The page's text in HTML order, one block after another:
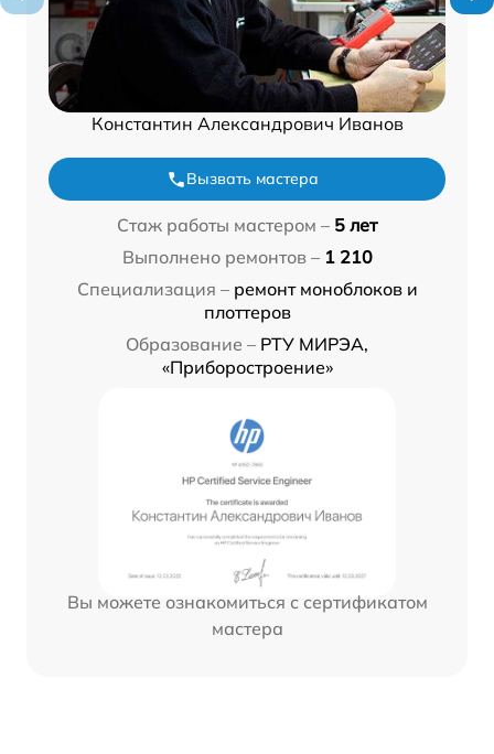
Константин Александрович Иванов
Вызвать мастера
Стаж работы мастером – 5 лет
Выполнено ремонтов – 1 210
Специализация – ремонт моноблоков и
плоттеров
Образование – РТУ МИРЭА,
«Приборостроение»
Вы можете ознакомиться с сертификатом
мастера